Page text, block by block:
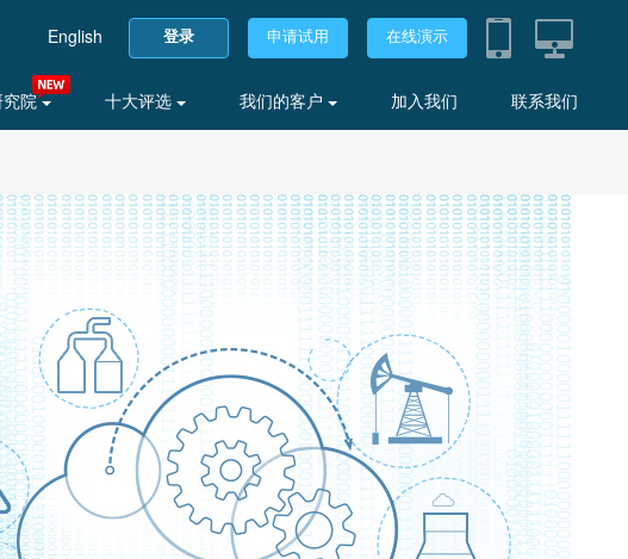
English 登录 申请试用 在线演示
究院 十大评选 我们的客户 加入我们 联系我们